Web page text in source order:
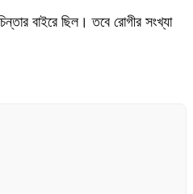
বাইরে ছিল। তবে রোগীর সংখ্যা